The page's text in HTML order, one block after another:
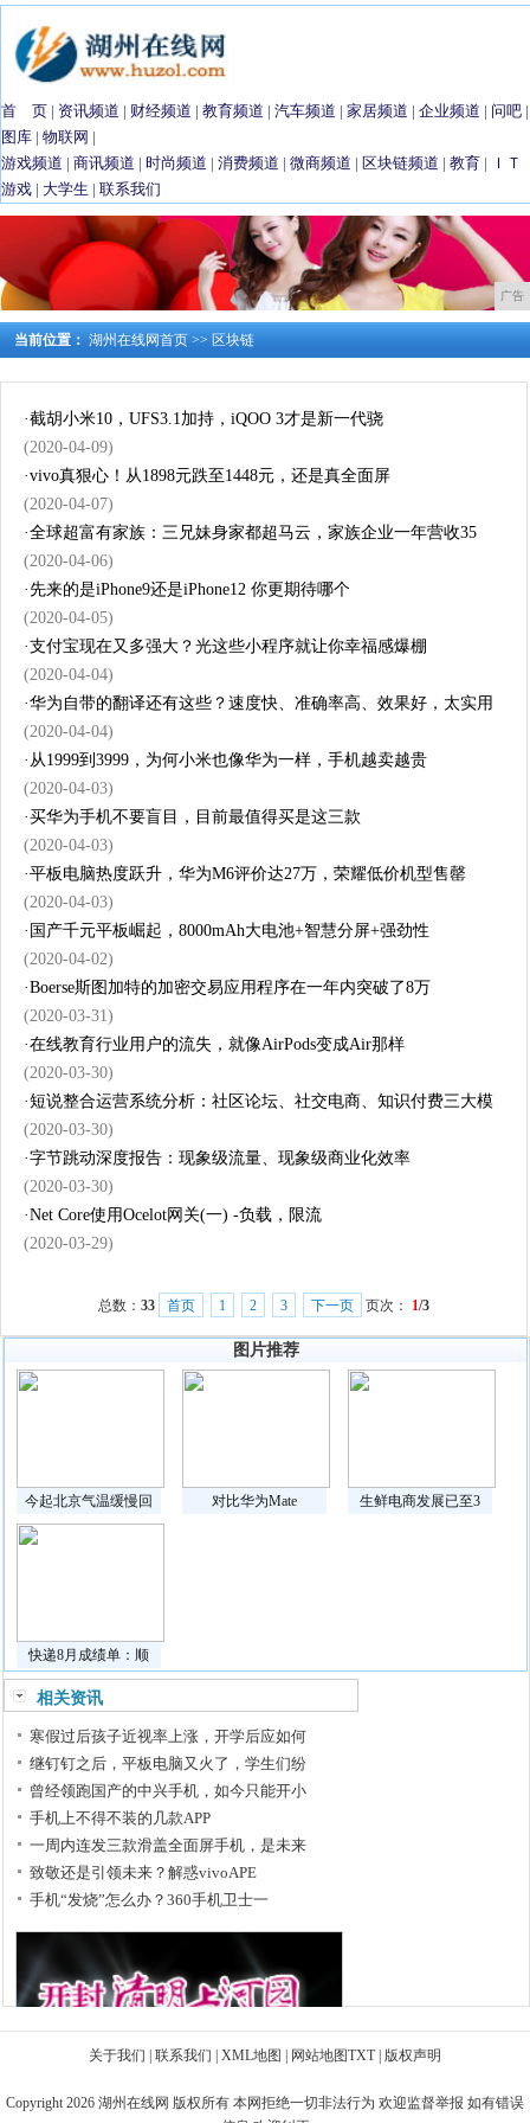
首 页 | 资讯频道 | 财经频道 | 教育频道 | 汽车频道 | 家居频道 | 企业频道 | 问吧 |
图库 | 物联网 |
游戏频道 | 商讯频道 | 时尚频道 | 消费频道 | 微商频道 | 区块链频道 | 教育 |
ＩＴ
游戏 | 大学生 | 联系我们
广告
当前位置： 湖州在线网首页 >> 区块链
·截胡小米10，UFS3.1加持，iQOO 3才是新一代骁
(2020-04-09)
·vivo真狠心！从1898元跌至1448元，还是真全面屏
(2020-04-07)
·全球超富有家族：三兄妹身家都超马云，家族企业一年营收35
(2020-04-06)
·先来的是iPhone9还是iPhone12 你更期待哪个
(2020-04-05)
·支付宝现在又多强大？光这些小程序就让你幸福感爆棚
(2020-04-04)
·华为自带的翻译还有这些？速度快、准确率高、效果好，太实用
(2020-04-04)
· 从1999到3999，为何小米也像华为一样，手机越卖越贵
(2020-04-03)
·买华为手机不要盲目，目前最值得买是这三款
(2020-04-03)
·平板电脑热度跃升，华为M6评价达27万，荣耀低价机型售罄
(2020-04-03)
· 国产千元平板崛起，8000mAh大电池+智慧分屏+强劲性
(2020-04-02)
·Boerse斯图加特的加密交易应用程序在一年内突破了8万
(2020-03-31)
·在线教育行业用户的流失，就像AirPods变成Air那样
(2020-03-30)
·短说整合运营系统分析：社区论坛、社交电商、知识付费三大模
(2020-03-30)
·字节跳动深度报告：现象级流量、现象级商业化效率
(2020-03-30)
·Net Core使用Ocelot网关(一) -负载，限流
(2020-03-29)
总数： 33 首页 1 2 3 下一页 页次： 1/3
图片推荐
今起北京气温缓慢回 对比华为Mate 生鲜电商发展已至3
快递8月成绩单：顺
相关资讯
寒假过后孩子近视率上涨，开学后应如何
继钉钉之后，平板电脑又火了，学生们纷
曾经领跑国产的中兴手机，如今只能开小
手机上不得不装的几款APP
一周内连发三款滑盖全面屏手机，是未来
致敬还是引领未来？解惑vivoAPE
手机“发烧”怎么办？360手机卫士一
关于我们 联系我们 XML地图 网站地图TXT| 版权声明
Copyright 2026 湖州在线网 版权所有 本网拒绝一切非法行为 欢迎监督举报 如有错误